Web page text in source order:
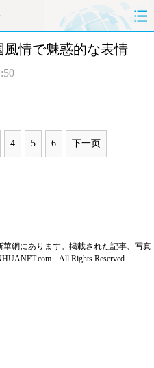
経済
情で魅惑的な表情
4 5 6 下一页
網にあります。掲載された記事、写真
All Rights Reserved.